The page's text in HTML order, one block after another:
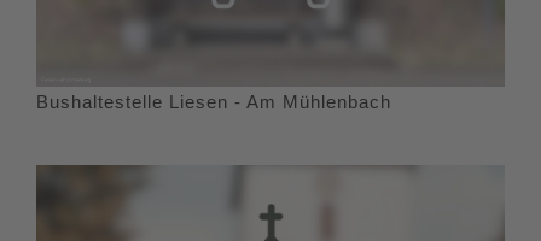
Bushaltestelle Liesen - Am Mühlenbach